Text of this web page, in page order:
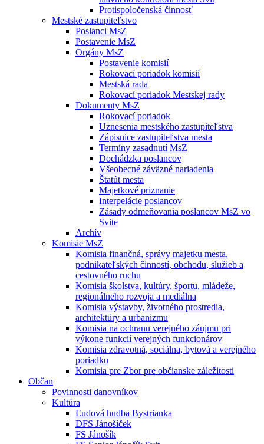
Protispoločenská činnosť
Mestské zastupiteľstvo
Poslanci MsZ
Postavenie MsZ
Orgány MsZ
Postavenie komisií
Rokovací poriadok komisií
Mestská rada
Rokovací poriadok Mestskej rady
Dokumenty MsZ
Rokovací poriadok
Uznesenia mestského zastupiteľstva
Zápisnice zastupiteľstva mesta
Termíny zasadnutí MsZ
Dochádzka poslancov
Všeobecné záväzné nariadenia
Štatút mesta
Majetkové priznanie
Interpelácie poslancov
Zásady odmeňovania poslancov MsZ vo
Svite
Archív
Komisie MsZ
Komisia finančná, správy majetku mesta,
podnikateľských činností, obchodu, služieb a
cestovného ruchu
Komisia školstva, kultúry, športu, mládeže,
regionálneho rozvoja a mediálna
Komisia výstavby, životného prostredia,
architektúry a urbanizmu
Komisia na ochranu verejného záujmu pri
výkone funkcií verejných funkcionárov
Komisia zdravotná, sociálna, bytová a verejného
poriadku
Komisia pre Zbor pre občianske záležitosti
Občan
Povinnosti danovníkov
Kultúra
Ľudová hudba Bystrianka
DFS Jánošíček
FS Jánošík